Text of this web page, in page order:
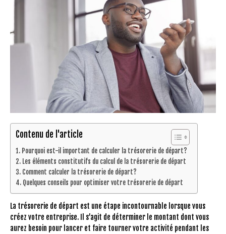
Contenu de l'article
Pourquoi est-il important de calculer la trésorerie de départ?
Les éléments constitutifs du calcul de la trésorerie de départ
Comment calculer la trésorerie de départ?
Quelques conseils pour optimiser votre trésorerie de départ
La trésorerie de départ est une étape incontournable lorsque vous
créez votre entreprise. Il s’agit de déterminer le montant dont vous
aurez besoin pour lancer et faire tourner votre activité pendant les